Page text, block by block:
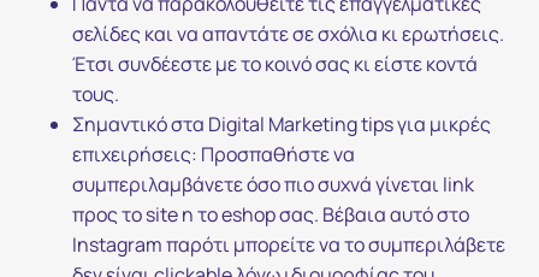
σελίδες και να απαντάτε σε σχόλια κι ερωτήσεις.
Έτσι συνδέεστε με το κοινό σας κι είστε κοντά
τους.
Σημαντικό στα Digital Marketing tips για μικρές
επιχειρήσεις: Προσπαθήστε να
συμπεριλαμβάνετε όσο πιο συχνά γίνεται link
προς το site η το eshop σας. Βέβαια αυτό στο
Instagram παρότι μπορείτε να το συμπεριλάβετε